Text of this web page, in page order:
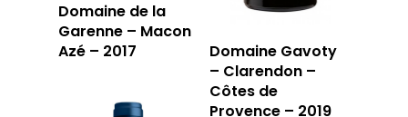
Domaine de la
Garenne – Macon
Azé – 2017
Domaine Gavoty
– Clarendon –
Côtes de
Provence – 2019